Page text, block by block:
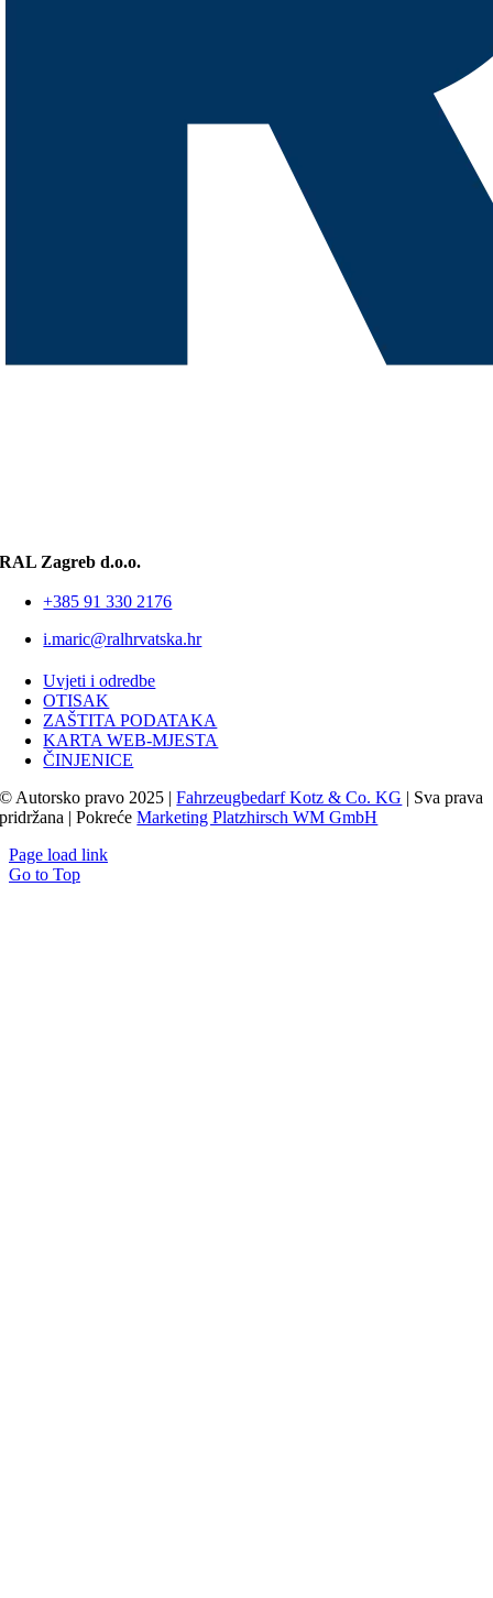
RAL Zagreb d.o.o.
+385 91 330 2176
i.maric@ralhrvatska.hr
Uvjeti i odredbe
OTISAK
ZAŠTITA PODATAKA
KARTA WEB-MJESTA
ČINJENICE
© Autorsko pravo 2025 |Fahrzeugbedarf Kotz & Co. KG | Sva prava
pridržana | PokrećeMarketing Platzhirsch WM GmbH
Page load link
Go to Top